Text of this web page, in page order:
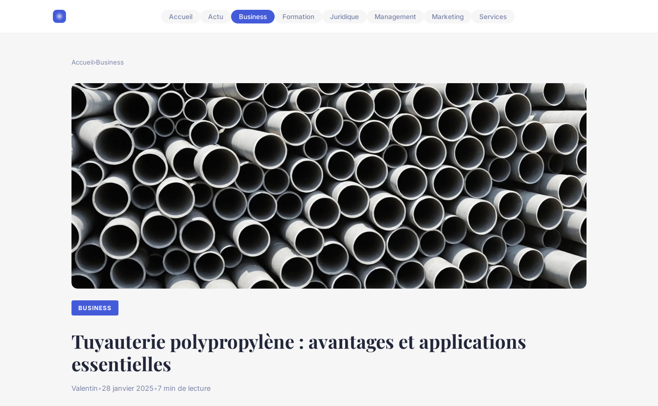
Accueil Actu Business Formation Juridique Management Marketing Services
Accueil›Business
BUSINESS
Tuyauterie polypropylène : avantages et applications
essentielles
Valentin•28 janvier 2025•7 min de lecture